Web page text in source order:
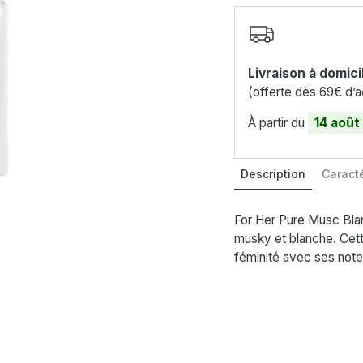
Livraison à
(offerte dès 69€
À partir du 14 août
Description
For Her Pure Musc
musky et blanche.
féminité avec ses